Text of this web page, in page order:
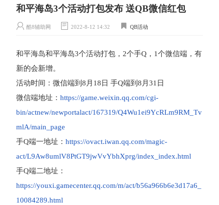
和平海岛3个活动打包发布 送QB微信红包
酷8辅助网 2022-8-12 14:32 QB活动
和平海岛和平海岛3个活动打包，2个手Q，1个微信端，有
新的会新增。
活动时间：微信端到8月18日 手Q端到8月31日
微信端地址：https://game.weixin.qq.com/cgi-
bin/actnew/newportalact/167319/Q4Wu1ei9YcRLm9RM_Tv
mlA/main_page
手Q端一地址：https://ovact.iwan.qq.com/magic-
act/L9Aw8umlV8PtGT9jwVvYbhXprg/index_index.html
手Q端二地址：
https://youxi.gamecenter.qq.com/m/act/b56a966b6e3d17a6_
10084289.html